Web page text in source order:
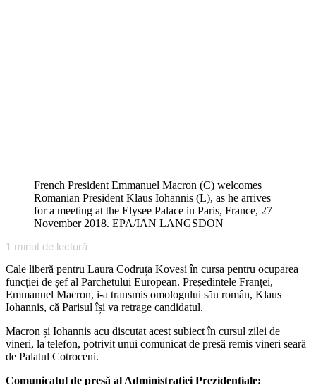
French President Emmanuel Macron (C) welcomes
Romanian President Klaus Iohannis (L), as he arrives
for a meeting at the Elysee Palace in Paris, France, 27
November 2018. EPA/IAN LANGSDON
1 minut de lectură
Cale liberă pentru Laura Codruța Kovesi în cursa pentru ocuparea
funcției de șef al Parchetului European. Președintele Franței,
Emmanuel Macron, i-a transmis omologului său român, Klaus
Iohannis, că Parisul își va retrage candidatul.
Macron și Iohannis acu discutat acest subiect în cursul zilei de
vineri, la telefon, potrivit unui comunicat de presă remis vineri seară
de Palatul Cotroceni.
Comunicatul de presă al Administrației Prezidențiale: